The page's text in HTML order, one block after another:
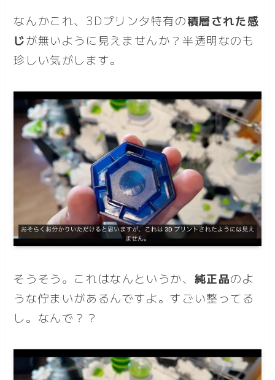
なんかこれ、3Dプリンタ特有の積層された感
じが無いように見えませんか？半透明なのも
珍しい気がします。
そうそう。これはなんというか、 純正品のよ
うな佇まいがあるんですよ。すごい整ってる
し。なんで？？